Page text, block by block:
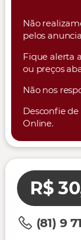
Não
pelos
Fique alerta
ou preços
Não nos
Desconfie
Online.
R$
(81) 9